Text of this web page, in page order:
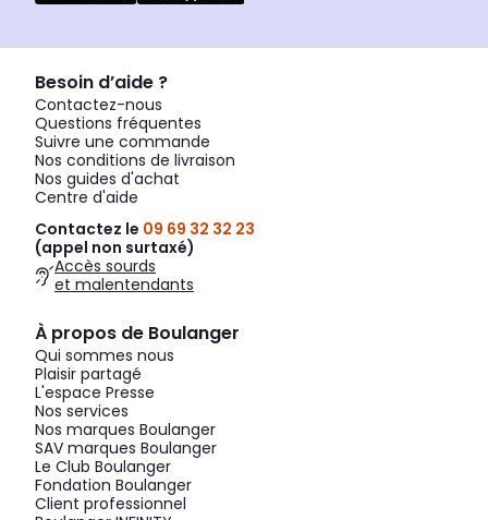
Besoin d’aide ?
Contactez-nous
Questions fréquentes
Suivre une commande
Nos conditions de livraison
Nos guides d'achat
Centre d'aide
Contactez le 09 69 32 32 23
(appel non surtaxé)
Accès sourds
et malentendants
À propos de Boulanger
Qui sommes nous
Plaisir partagé
L'espace Presse
Nos services
Nos marques Boulanger
SAV marques Boulanger
Le Club Boulanger
Fondation Boulanger
Client professionnel